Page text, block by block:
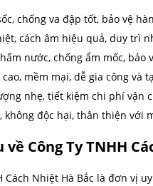
chống va đập tốt, bảo vệ
cách âm hiệu quả, duy trì
nước, chống ẩm mốc,
mềm mại, dễ gia công và
nhẹ, tiết kiệm chi phí vận
không độc hại, thân thiện với
Công Ty TNHH
Cách Nhiệt Hà Bắc là đơn vị